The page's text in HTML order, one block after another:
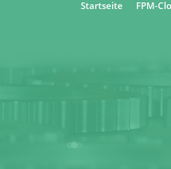
Startseite FPM-